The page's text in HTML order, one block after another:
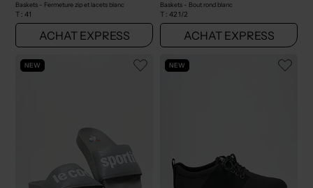
Baskets - Fermeture zip et lacets blanc
T : 41
ACHAT EXPRESS
Baskets - Bout rond blanc
T : 42 1/2
ACHAT EXPRESS
NEW NEW